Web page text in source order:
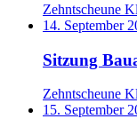
Zehntscheune
14. September
Sitzung
Zehntscheune
15. September